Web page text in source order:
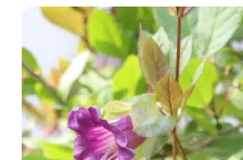
Sonne und ausreichend
Pflanze, ...